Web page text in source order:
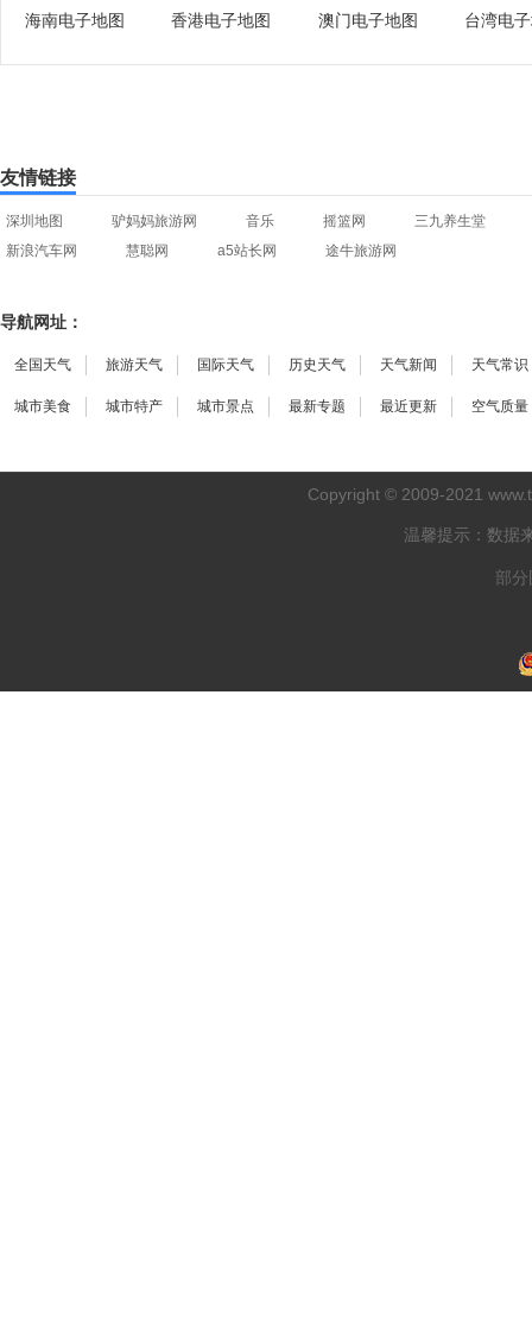
海南电子地图 香港电子地图 澳门电子地图 台湾电
友情链接
深圳地图 驴妈妈旅游网 音乐 摇篮网
三九养生堂
新浪汽车网
慧聪网 a5站长网 途牛旅游网
导航网址：
全国天气 旅游天气 国际天气 历史天气 天气新闻 天气常识
城市美食 城市特产 城市景点 最新专题 最近更新 空气质量
Copyright © 2009-2021
温馨提示：数据
部分